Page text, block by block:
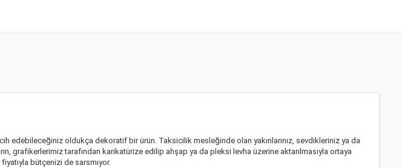
edebileceğiniz oldukça dekoratif bir ürün. Taksicilik mesleğinde olan yakınlarınız, sevdikleriniz ya da
grafikerlerimiz tarafından karikatürize edilip ahşap ya da pleksi levha üzerine aktarılmasıyla ortaya
bütçenizi de sarsmıyor.